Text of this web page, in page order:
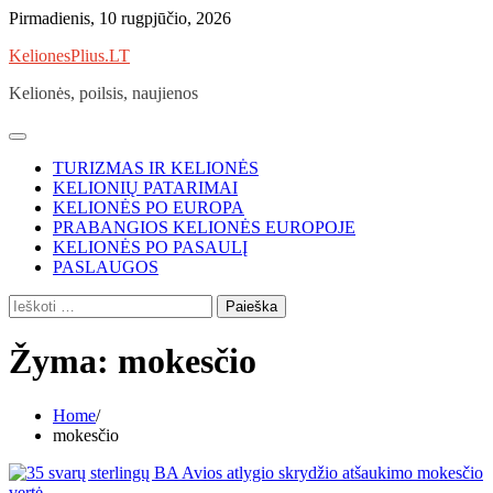
Skip
content
Pirmadienis, 10 rugpjūčio, 2026
KelionesPlius.LT
Kelionės, poilsis, naujienos
TURIZMAS IR KELIONĖS
KELIONIŲ PATARIMAI
KELIONĖS PO EUROPA
PRABANGIOS KELIONĖS EUROPOJE
KELIONĖS PO PASAULĮ
PASLAUGOS
Ieškoti:
Žyma: mokesčio
Home
mokesčio